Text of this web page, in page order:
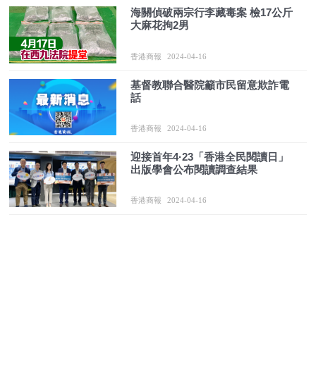
海關偵破兩宗行李藏毒案 檢17公斤
大麻花拘2男
香港商報 2024-04-16
基督教聯合醫院籲市民留意欺詐電
話
香港商報 2024-04-16
迎接首年4·23「香港全民閱讀日」
出版學會公布閱讀調查結果
香港商報 2024-04-16